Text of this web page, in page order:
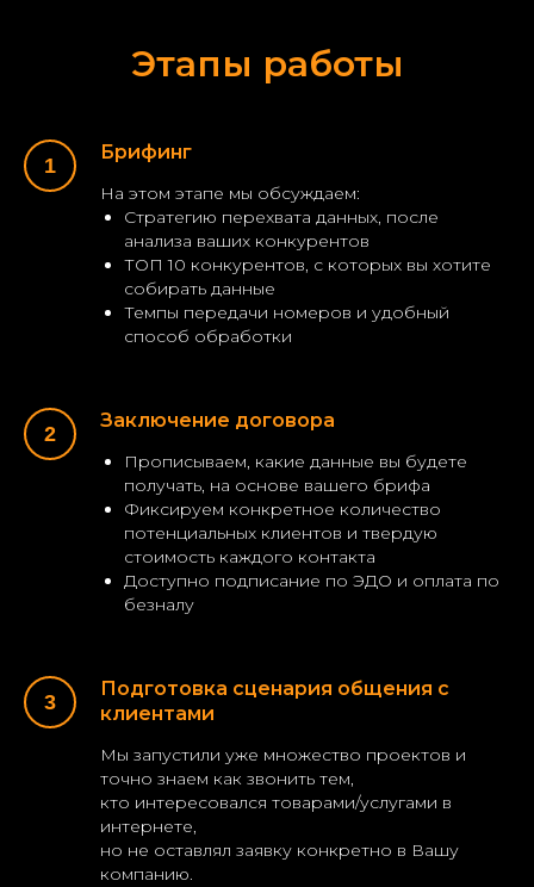
Этапы работы
Брифинг
На этом этапе мы обсуждаем:
Стратегию перехвата данных, после
анализа ваших конкурентов
ТОП 10 конкурентов, с которых вы хотите
собирать данные
Темпы передачи номеров и удобный
способ обработки
Заключение договора
Прописываем, какие данные вы будете
получать, на основе вашего брифа
Фиксируем конкретное количество
потенциальных клиентов и твердую
стоимость каждого контакта
Доступно подписание по ЭДО и оплата по
безналу
Подготовка сценария общения с
клиентами
Мы запустили уже множество проектов и
точно знаем как звонить тем,
кто интересовался товарами/услугами в
интернете,
но не оставлял заявку конкретно в Вашу
компанию.